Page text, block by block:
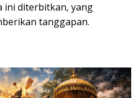
ini diterbitkan, yang
tanggapan.